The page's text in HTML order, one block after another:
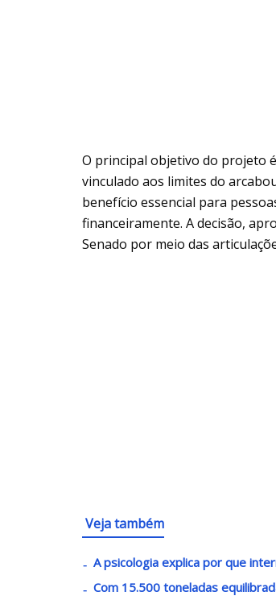
O principal objetivo do projeto
vinculado aos limites do
benefício essencial para
financeiramente. A decisão,
Senado por meio das
Veja também
A psicologia explica por que
Com 15.500 toneladas